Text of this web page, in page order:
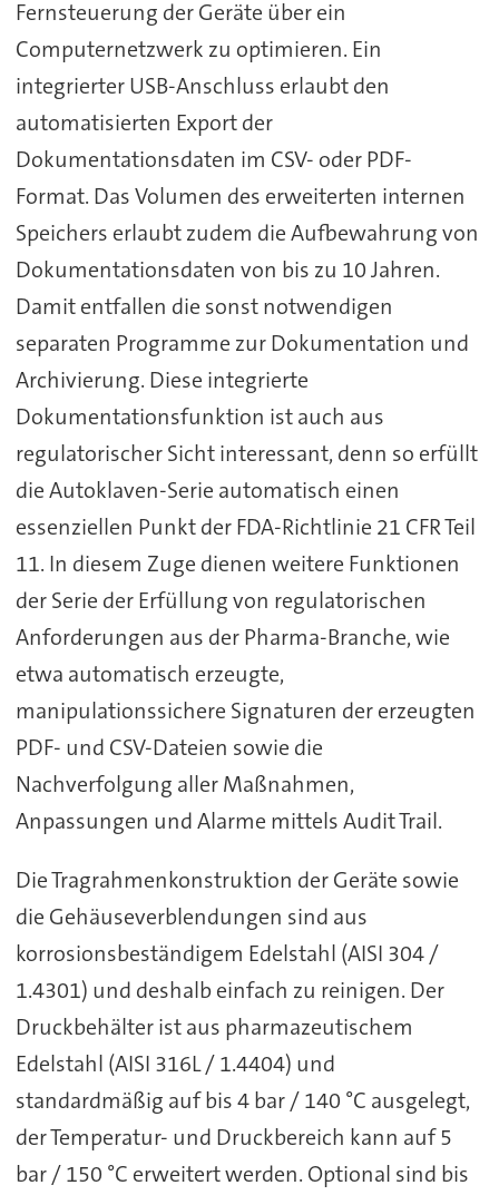
Fernsteuerung der Geräte über ein
Computernetzwerk zu optimieren. Ein
integrierter USB-Anschluss erlaubt den
automatisierten Export der
Dokumentationsdaten im CSV- oder PDF-
Format. Das Volumen des erweiterten internen
Speichers erlaubt zudem die Aufbewahrung von
Dokumentationsdaten von bis zu 10 Jahren.
Damit entfallen die sonst notwendigen
separaten Programme zur Dokumentation und
Archivierung. Diese integrierte
Dokumentationsfunktion ist auch aus
regulatorischer Sicht interessant, denn so erfüllt
die Autoklaven-Serie automatisch einen
essenziellen Punkt der FDA-Richtlinie 21 CFR Teil
11. In diesem Zuge dienen weitere Funktionen
der Serie der Erfüllung von regulatorischen
Anforderungen aus der Pharma-Branche, wie
etwa automatisch erzeugte,
manipulationssichere Signaturen der erzeugten
PDF- und CSV-Dateien sowie die
Nachverfolgung aller Maßnahmen,
Anpassungen und Alarme mittels Audit Trail.
Die Tragrahmenkonstruktion der Geräte sowie
die Gehäuseverblendungen sind aus
korrosionsbeständigem Edelstahl (AISI 304 /
1.4301) und deshalb einfach zu reinigen. Der
Druckbehälter ist aus pharmazeutischem
Edelstahl (AISI 316L / 1.4404) und
standardmäßig auf bis 4 bar / 140 °C ausgelegt,
der Temperatur- und Druckbereich kann auf 5
bar / 150 °C erweitert werden. Optional sind bis